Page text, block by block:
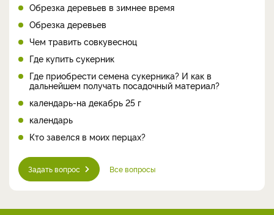
Обрезка деревьев в зимнее время
Обрезка деревьев
Чем травить совкувесноц
Где купить сукерник
Где приобрести семена сукерника? И как в
дальнейшем получать посадочный материал?
календарь-на декабрь 25 г
календарь
Кто завелся в моих перцах?
Задать вопрос Все вопросы